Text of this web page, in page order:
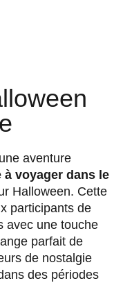
aventure
à voyager dans le
Halloween. Cette
participants de
avec une touche
parfait de
de nostalgie
des périodes